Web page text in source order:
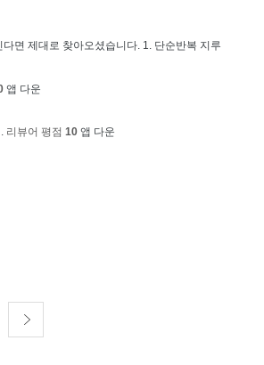
면 제대로 찾아오셨습니다. 1. 단순반복 지루
앱 다운
리뷰어 평점 10 앱 다운